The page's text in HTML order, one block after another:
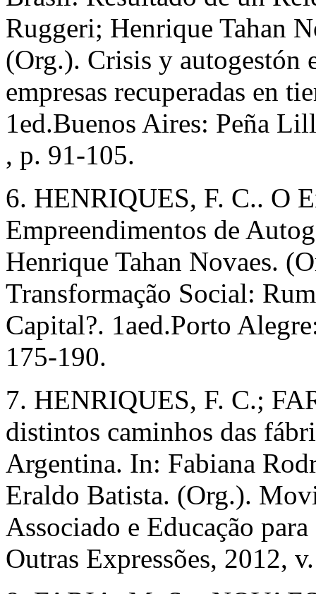
Ruggeri; Henrique Tahan
(Org.). Crisis y
empresas recuperadas en
1ed.Buenos Aires: Peña
, p. 91-105.
6. HENRIQUES, F. C.. O
Empreendimentos de
Henrique Tahan Novaes.
Transformação Social:
Capital?. 1aed.Porto
175-190.
7. HENRIQUES, F. C.;
distintos caminhos das
Argentina. In: Fabiana
Eraldo Batista. (Org.).
Associado e Educação
Outras Expressões, 2012,